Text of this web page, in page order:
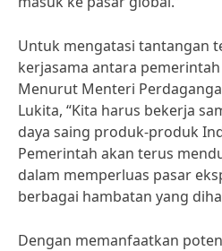
Untuk mengatasi tantangan
kerjasama antara
Menurut Menteri
Lukita, “Kita harus bekerja
daya saing produk-produk
Pemerintah akan terus
dalam memperluas pasar
berbagai hambatan yang
Dengan memanfaatkan